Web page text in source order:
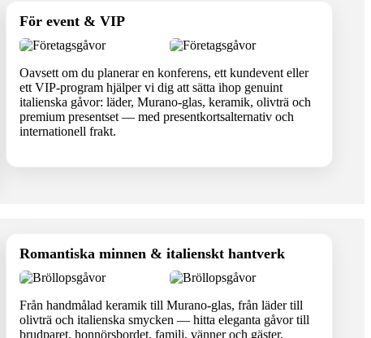
För event & VIP
Oavsett om du planerar en konferens, ett kundevent eller
ett VIP-program hjälper vi dig att sätta ihop genuint
italienska gåvor: läder, Murano-glas, keramik, olivträ och
premium presentset — med presentkortsalternativ och
internationell frakt.
Romantiska minnen & italienskt hantverk
Från handmålad keramik till Murano-glas, från läder till
olivträ och italienska smycken — hitta eleganta gåvor till
brudparet, honnörsbordet, familj, vänner och gäster,